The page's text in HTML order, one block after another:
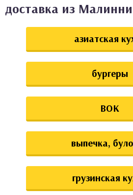
доставка из
азиатская
бургеры
ВОК
выпечка,
грузинская